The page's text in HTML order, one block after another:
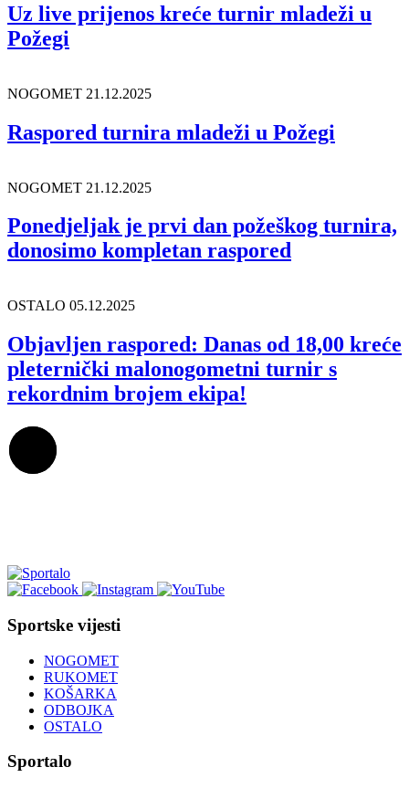
Uz live prijenos kreće turnir mladeži u
Požegi
NOGOMET 21.12.2025
Raspored turnira mladeži u Požegi
NOGOMET 21.12.2025
Ponedjeljak je prvi dan požeškog turnira,
donosimo kompletan raspored
OSTALO 05.12.2025
Objavljen raspored: Danas od 18,00 kreće
pleternički malonogometni turnir s
rekordnim brojem ekipa!
Sportske vijesti
NOGOMET
RUKOMET
KOŠARKA
ODBOJKA
OSTALO
Sportalo